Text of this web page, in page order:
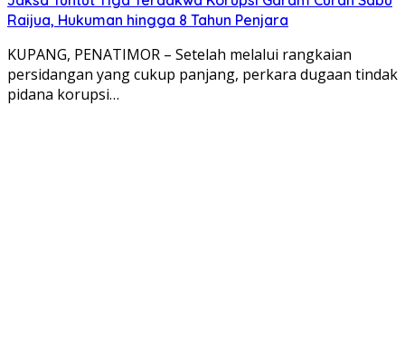
Raijua, Hukuman hingga 8 Tahun Penjara
KUPANG, PENATIMOR – Setelah melalui rangkaian
persidangan yang cukup panjang, perkara dugaan tindak
pidana korupsi…